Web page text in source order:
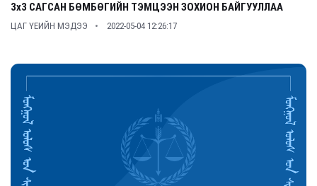
3х3 САГСАН БӨМБӨГИЙН ТЭМЦЭЭН ЗОХИОН БАЙГУУЛЛАА
ЦАГ ҮЕИЙН МЭДЭЭ 2022-05-04 12:26:17